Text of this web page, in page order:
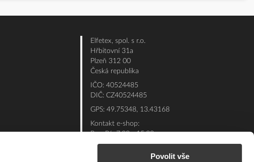
Povolit vše
Elfetex, spol. s r.o.
Hřbitovní 31a
Plzeň 312 00
Česká republika
IČO: 40524485
DIČ: CZ40524485
GPS: 49.75348, 13.43168
Kontakt e-shop:
Po - Pá: 7:00 - 15:30